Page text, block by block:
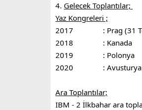
4. Gelecek Toplantılar;
Yaz Kongreleri ;
2017 : Prag (31
2018 : Kanada
2019 : Polonya
2020 : Avusturya
Ara Toplantılar;
IBM - 2 İlkbahar ara